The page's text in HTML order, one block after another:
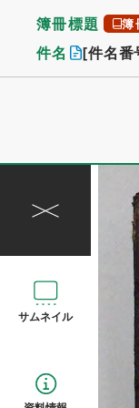
簿冊標題 簿
件名 [件名
サムネイル